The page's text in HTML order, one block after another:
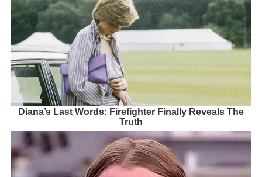
Diana’s Last Words: Firefighter Finally Reveals The
Truth